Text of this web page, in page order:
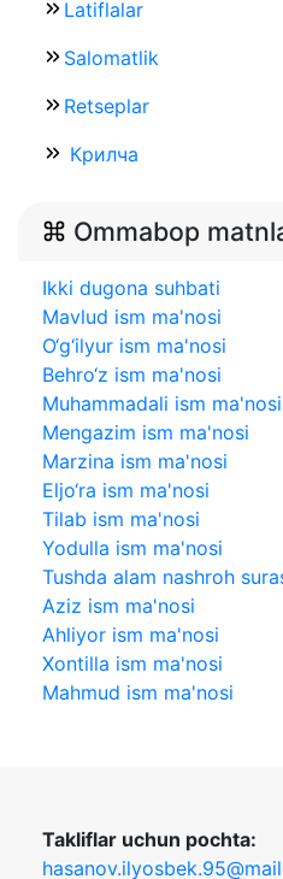
Latiflalar
Salomatlik
Retseplar
Крилча
Ommabop
Ikki dugona suhbati
Mavlud ism ma'nosi
O‘g‘ilyur ism ma'nosi
Behro‘z ism ma'nosi
Muhammadali ism ma'nosi
Mengazim ism ma'nosi
Marzina ism ma'nosi
Eljo‘ra ism ma'nosi
Tilab ism ma'nosi
Yodulla ism ma'nosi
Tushda alam nashroh
Aziz ism ma'nosi
Ahliyor ism ma'nosi
Xontilla ism ma'nosi
Mahmud ism ma'nosi
Takliflar uchun pochta: